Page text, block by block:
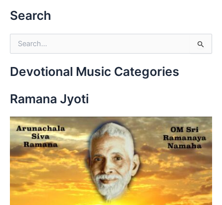
Search
r
c
r
:
Devotional Music Categories
Ramana Jyoti